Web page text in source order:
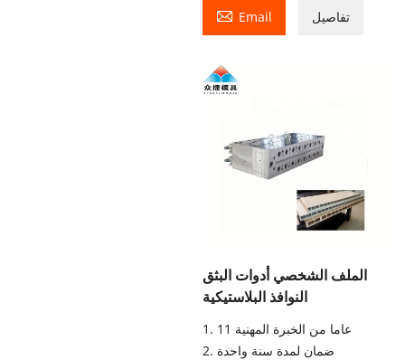
 Email تفاصيل
الملف الشخصي أدوات البثق
النوافذ البلاستيكية
1. 11 عاما من الخبرة المهنية
2. ضمان لمدة سنة واحدة